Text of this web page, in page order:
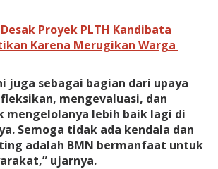
Proyek PLTH Kandibata
Karena Merugikan Warga
juga sebagai bagian dari upaya
mengevaluasi, dan
mengelolanya lebih baik lagi di
Semoga tidak ada kendala dan
adalah BMN bermanfaat untuk
ujarnya.